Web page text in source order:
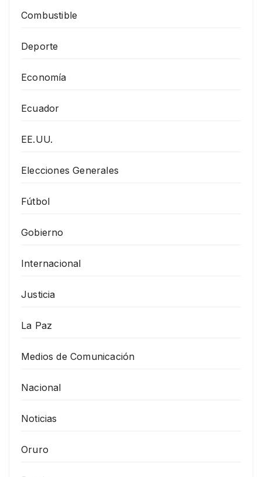
Combustible
Deporte
Economía
Ecuador
EE.UU.
Elecciones Generales
Fútbol
Gobierno
Internacional
Justicia
La Paz
Medios de Comunicación
Nacional
Noticias
Oruro